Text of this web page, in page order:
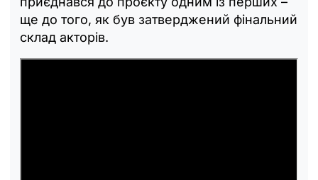
ще до того, як був затверджений фінальний
склад акторів.